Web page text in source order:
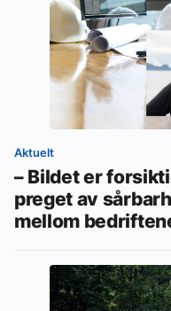
Aktuelt
– Bildet er
preget av
mellom